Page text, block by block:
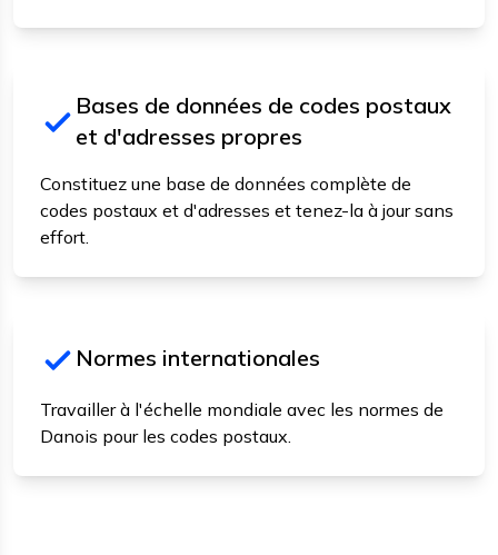
Bases de données de codes postaux
et d'adresses propres
Constituez une base de données complète de
codes postaux et d'adresses et tenez-la à jour sans
effort.
Normes internationales
Travailler à l'échelle mondiale avec les normes de
Danois pour les codes postaux.